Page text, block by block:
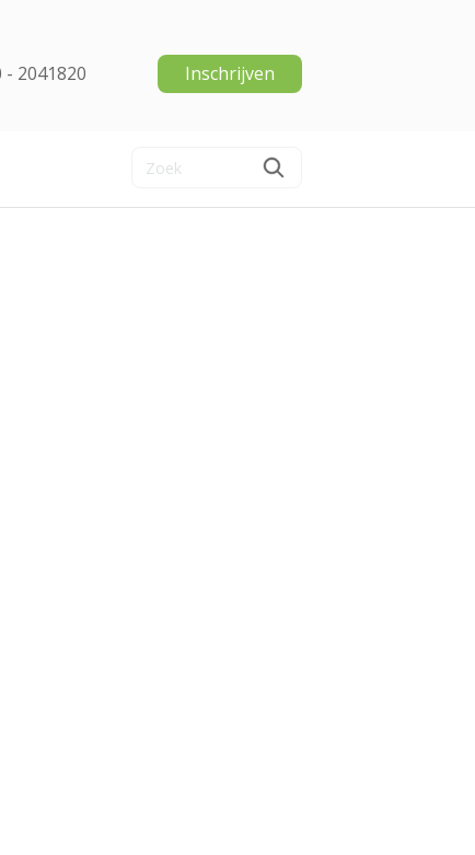
- 2041820 Inschrijven